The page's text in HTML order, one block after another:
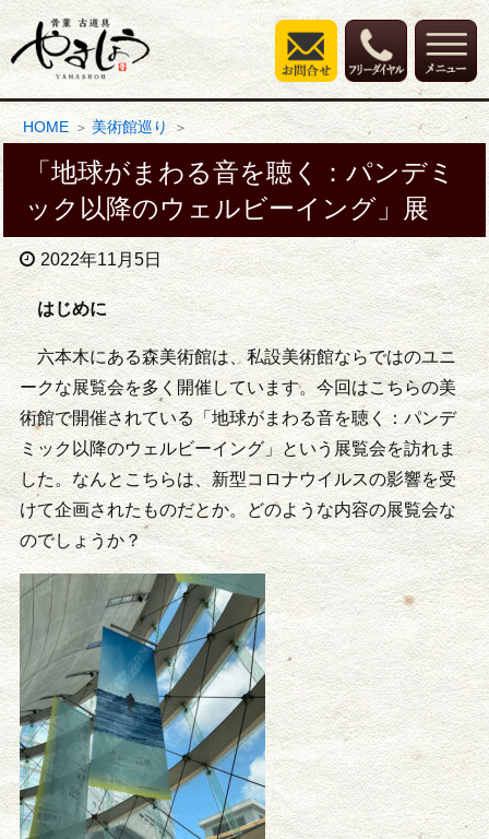
HOME 美術館巡り
「地球がまわる音を聴く：パンデミ
ック以降のウェルビーイング」展
2022年11月5日
はじめに
六本木にある森美術館は、私設美術館ならではのユニ
ークな展覧会を多く開催しています。今回はこちらの美
術館で開催されている「地球がまわる音を聴く：パンデ
ミック以降のウェルビーイング」という展覧会を訪れま
した。なんとこちらは、新型コロナウイルスの影響を受
けて企画されたものだとか。どのような内容の展覧会な
のでしょうか？